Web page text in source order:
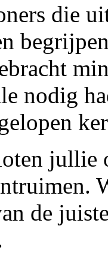
die
nodig
de